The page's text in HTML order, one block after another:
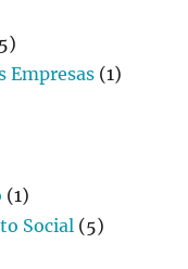
Empresas (1)
(1)
Social (5)